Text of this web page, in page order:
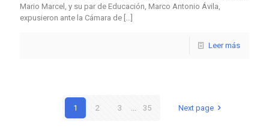
Mario Marcel, y su par de Educación, Marco Antonio Ávila,
expusieron ante la Cámara de […]
Leer más
1 2 3 35 Next page